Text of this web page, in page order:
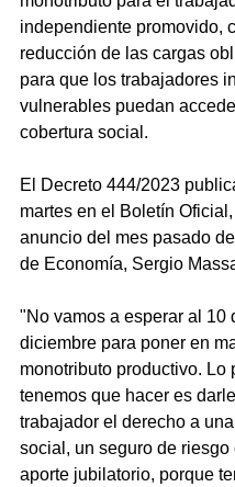
independiente promovido,
reducción de las cargas
para que los trabajadores
vulnerables puedan
cobertura social.
El Decreto 444/2023
martes en el Boletín
anuncio del mes pasado
de Economía, Sergio
"No vamos a esperar al 10
diciembre para poner en
monotributo productivo. Lo
tenemos que hacer es
trabajador el derecho a
social, un seguro de riesgo
aporte jubilatorio, porque